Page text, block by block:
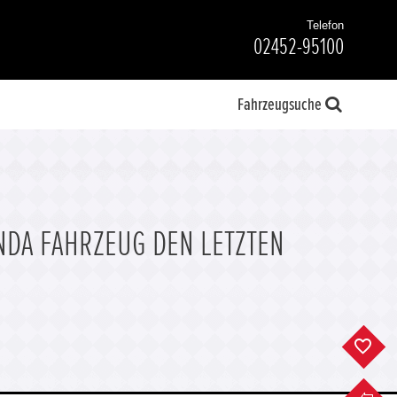
Telefon
02452-95100
Fahrzeugsuche
FAHRZEUG DEN LETZTEN